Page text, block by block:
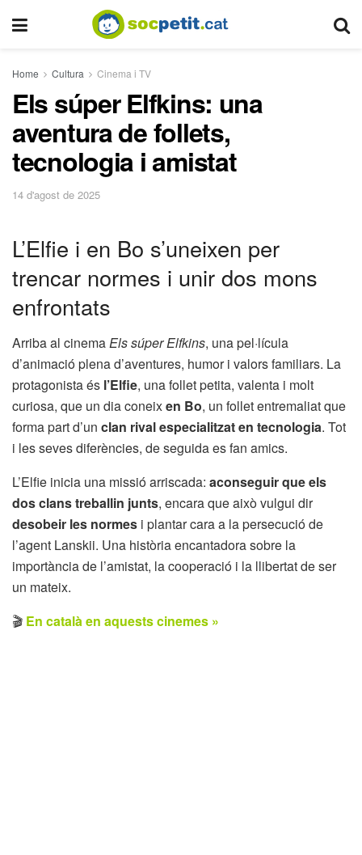
Home Cultura Cinema i TV
Els súper Elfkins: una
aventura de follets,
tecnologia i amistat
14 d'agost de 2025
L’Elfie i en Bo s’uneixen per
trencar normes i unir dos mons
enfrontats
Arriba al cinemaEls súper Elfkins, una pel·lícula
d’animació plena d’aventures, humor i valors familiars. La
protagonista és l’Elfie, una follet petita, valenta i molt
curiosa, que un dia coneixen Bo, un follet entremaliat que
forma part d’un clan rival especialitzat en tecnologia. Tot
i les seves diferències, de seguida es fan amics.
L’Elfie inicia una missió arriscada: aconseguir que els
dos clans treballin junts, encara que això vulgui dir
desobeir les normes i plantar cara a la persecució de
l’agent Lanskii. Una història encantadora sobre la
importància de l’amistat, la cooperació i la llibertat de ser
un mateix.
🎬 En català en aquests cinemes »